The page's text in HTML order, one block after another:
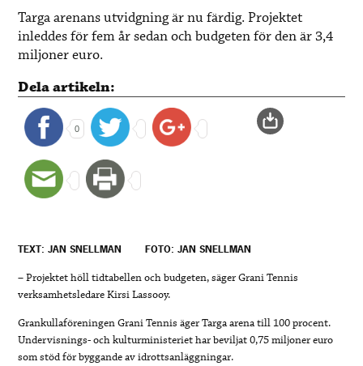
Targa arenans utvidgning är nu färdig. Projektet
inleddes för fem år sedan och budgeten för den är 3,4
miljoner euro.
Dela artikeln:
0
TEXT: JAN SNELLMAN FOTO: JAN SNELLMAN
– Projektet höll tidtabellen och budgeten, säger Grani Tennis
verksamhetsledare Kirsi Lassooy.
Grankullaföreningen Grani Tennis äger Targa arena till 100 procent.
Undervisnings- och kulturministeriet har beviljat 0,75 miljoner euro
som stöd för byggande av idrottsanläggningar.